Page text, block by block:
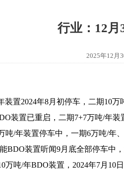
行业：12
2025年12
装置2024年8月初停车，二期10万
装置已重启，二期7+7万吨/年装
吨/年装置停车中，一期6万吨/年
BDO装置听闻9月底全部停车中，
万吨/年BDO装置，2024年7月10